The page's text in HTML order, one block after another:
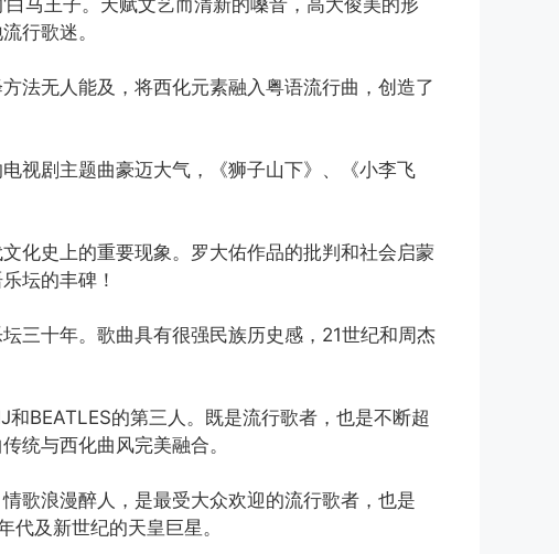
行歌迷。
法无人能及，将西化元素融入粤语流行曲，创造了
视剧主题曲豪迈大气，《狮子山下》、《小李飞
化史上的重要现象。罗大佑作品的批判和社会启蒙
坛的丰碑！
三十年。歌曲具有很强民族历史感，21世纪和周杰
BEATLES的第三人。既是流行歌者，也是不断超
统与西化曲风完美融合。
歌浪漫醉人，是最受大众欢迎的流行歌者，也是
及新世纪的天皇巨星。